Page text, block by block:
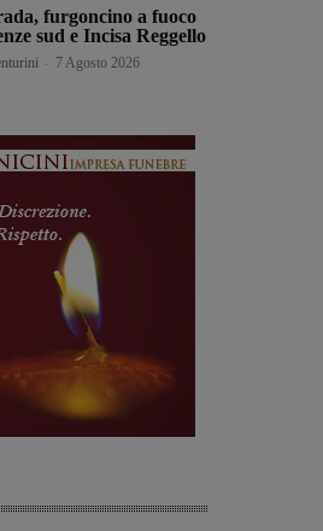
furgoncino a fuoco
sud e Incisa Reggello
7 Agosto 2026